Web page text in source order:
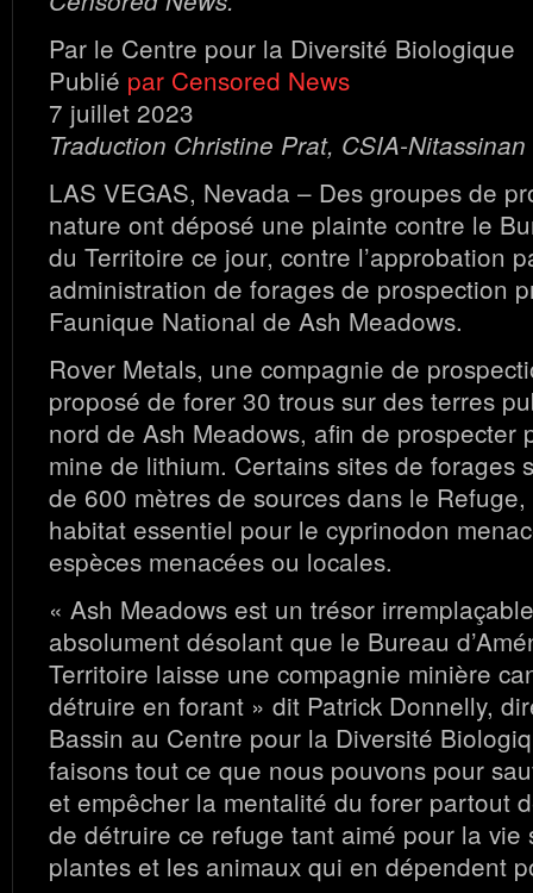
Par le Centre pour la Diversité Biologique
Publié par Censored News
7 juillet 2023
Traduction Christine Prat, CSIA-Nitassinan
LAS VEGAS, Nevada – Des groupes de
nature ont déposé une plainte contre le
du Territoire ce jour, contre l’approbation
administration de forages de prospection
Faunique National de Ash Meadows.
Rover Metals, une compagnie de
proposé de forer 30 trous sur des terres
nord de Ash Meadows, afin de prospecter
mine de lithium. Certains sites de forages
de 600 mètres de sources dans le
habitat essentiel pour le cyprinodon
espèces menacées ou locales.
« Ash Meadows est un trésor
absolument désolant que le Bureau
Territoire laisse une compagnie minière
détruire en forant » dit Patrick Donnelly,
Bassin au Centre pour la Diversité
faisons tout ce que nous pouvons pour
et empêcher la mentalité du forer partout
de détruire ce refuge tant aimé pour la vie
plantes et les animaux qui en dépendent